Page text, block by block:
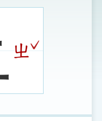
示
ㄓ ˇ